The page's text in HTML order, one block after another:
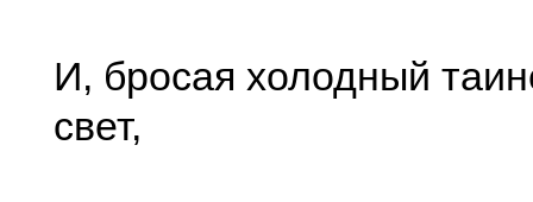
И, бросая холодный
свет,